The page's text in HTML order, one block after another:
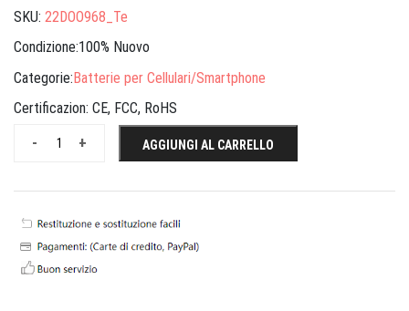
SKU: 22DOO968_Te
Condizione:100% Nuovo
Categorie:Batterie per Cellulari/Smartphone
Certificazion: CE, FCC, RoHS
+
- AGGIUNGI AL CARRELLO